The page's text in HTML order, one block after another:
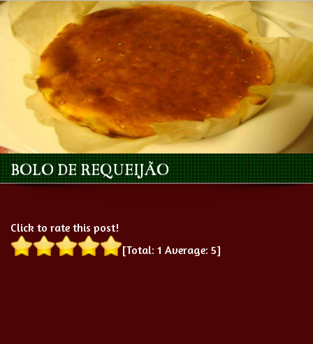
BOLO DE REQUEIJÃO
Click to rate this post!
[Total: 1 Average: 5]